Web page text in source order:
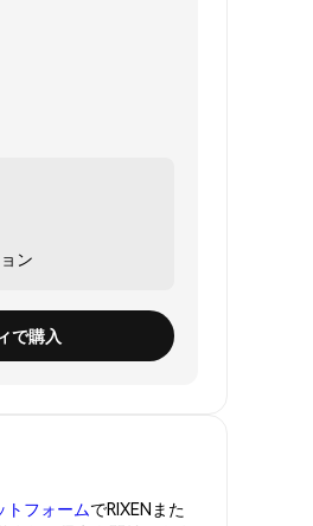
ン
で購入
トフォームでRIXENまた